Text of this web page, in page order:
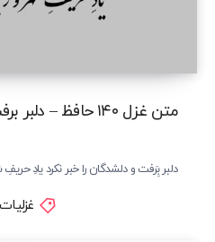
متن غزل ۱۴۰ حافظ – دلبر برفت و دلشدگان را خبر نکرد
دلبر بِرَفت و دلشدگان را خبر نکرد یادِ